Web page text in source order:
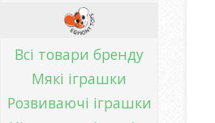
Всі товари бренду
Мякі іграшки
Розвиваючі іграшки